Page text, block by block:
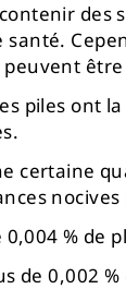
être
piles ont
certaine
nocives
% de
de 0,002